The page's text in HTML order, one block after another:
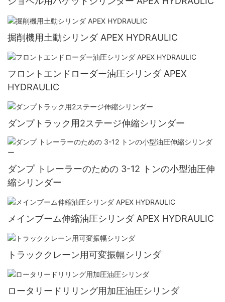
掘削機用土動シリンダ APEX HYDRAULIC
フロントエンドローダー油圧シリンダ APEX
HYDRAULIC
ダンプトラック用2ステージ伸縮シリンダー
ダンプ トレーラーのための 3-12 トンの小型油圧伸
縮シリンダー
メインブーム伸縮油圧シリンダ APEX HYDRAULIC
トラッククレーン用可変振幅シリンダ
ロータリードリリング用加圧油圧シリンダ